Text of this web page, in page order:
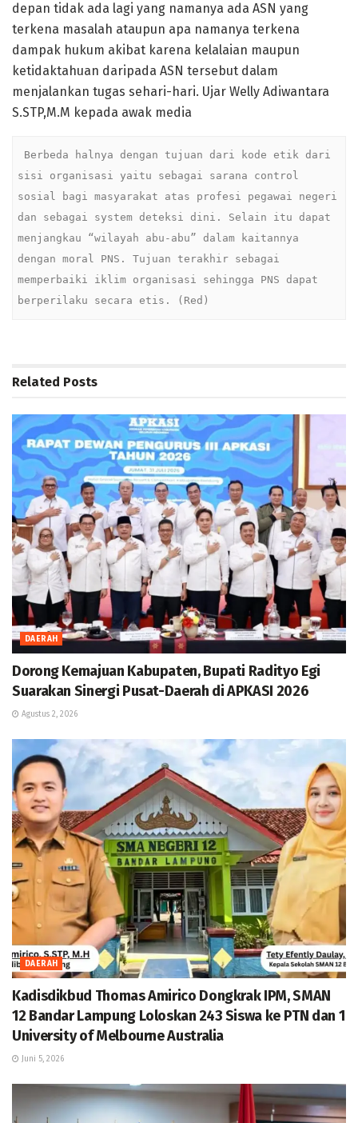
depan tidak ada lagi yang namanya ada ASN yang
terkena masalah ataupun apa namanya terkena
dampak hukum akibat karena kelalaian maupun
ketidaktahuan daripada ASN tersebut dalam
menjalankan tugas sehari-hari. Ujar Welly Adiwantara
S.STP,M.M kepada awak media
sisi organisasi yaitu sebagai sarana control
sosial bagi masyarakat atas profesi pegawai negeri
dan sebagai system deteksi dini. Selain itu dapat
menjangkau “wilayah abu-abu” dalam kaitannya
dengan moral PNS. Tujuan terakhir sebagai
memperbaiki iklim organisasi sehingga PNS dapat
berperilaku secara etis. (Red)
Related Posts
DAERAH
Dorong Kemajuan Kabupaten, Bupati Radityo Egi
Suarakan Sinergi Pusat-Daerah di APKASI 2026
Agustus 2, 2026
DAERAH
Kadisdikbud Thomas Amirico Dongkrak IPM, SMAN
12 Bandar Lampung Loloskan 243 Siswa ke PTN dan 1
University of Melbourne Australia
Juni 5, 2026